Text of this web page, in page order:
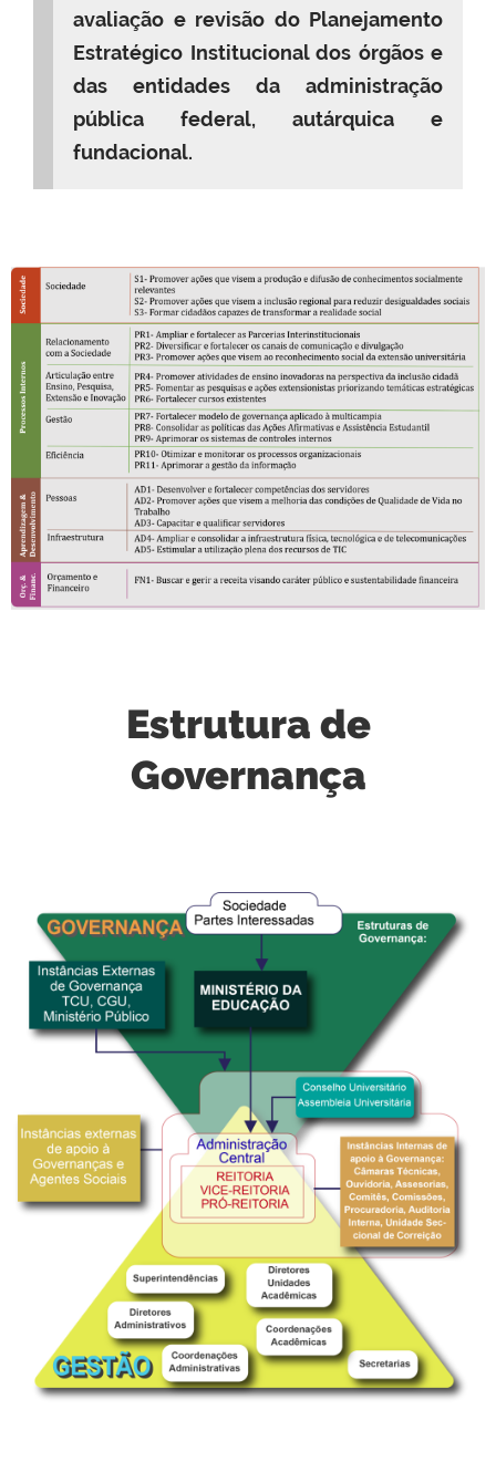
avaliação e revisão do Planejamento
Estratégico Institucional dos órgãos e
das entidades da administração
pública federal, autárquica e
fundacional.
Estrutura de
Governança